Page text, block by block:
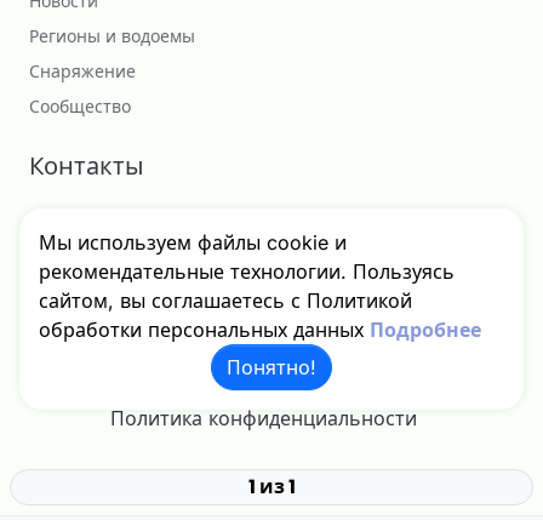
Регионы и водоемы
Снаряжение
Сообщество
Контакты
godfishru@yandex.ru
© 2024 - 2026 GodFish, Inc. Все права защищены.
Политика конфиденциальности
1 из 1
Мы используем файлы cookie и
рекомендательные технологии. Пользуясь
сайтом, вы соглашаетесь с Политикой
обработки персональных данных Подробнее
Понятно!